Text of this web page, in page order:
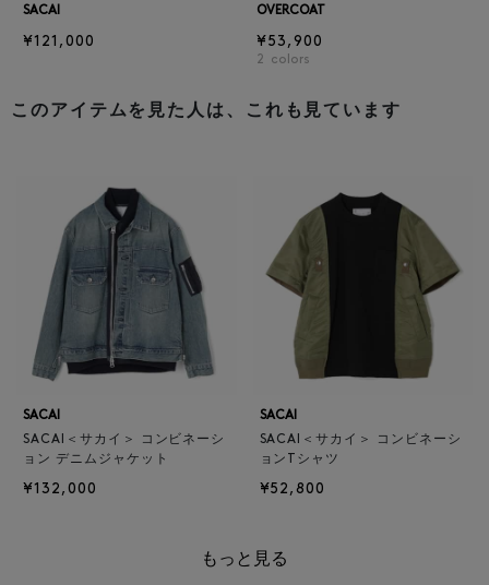
SACAI
¥121,000
OVERCOAT
¥53,900
2 colors
このアイテムを見た人は、これも見ています
SACAI
SACAI＜サカイ＞ コンビネーシ
ョン デニムジャケット
¥132,000
SACAI
SACAI＜サカイ＞ コンビネーシ
ョンTシャツ
¥52,800
もっと見る